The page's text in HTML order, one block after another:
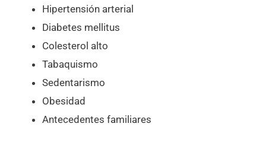
Hipertensión arterial
Diabetes mellitus
Colesterol alto
Tabaquismo
Sedentarismo
Obesidad
Antecedentes familiares